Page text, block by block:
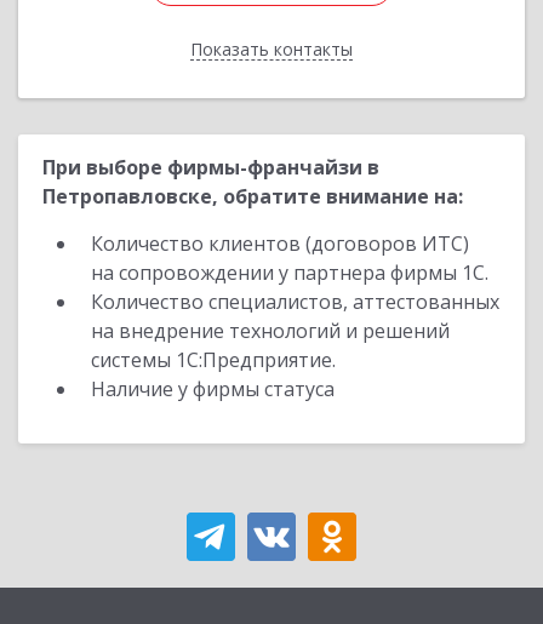
Показать контакты
Назад
При выборе фирмы-франчайзи в
Петропавловске, обратите внимание на:
Количество клиентов (договоров ИТС)
на сопровождении у партнера фирмы 1С.
Количество специалистов, аттестованных
на внедрение технологий и решений
системы 1С:Предприятие.
Наличие у фирмы статуса